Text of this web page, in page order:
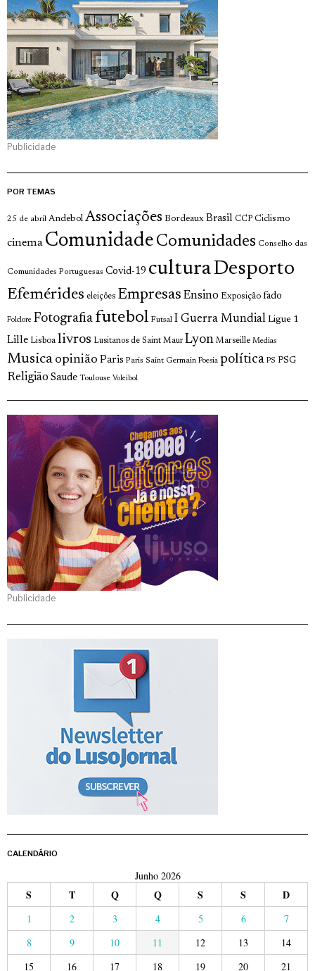
Publicidade
POR TEMAS
25 de abril Andebol Associações Bordeaux Brasil CCP Ciclismo
cinema Comunidade Comunidades Conselho das
Comunidades Portuguesas Covid-19 culturaDesporto
Efemérides eleições Empresas Ensino Exposição fado
Folclore Fotografia futebol Futsal I Guerra Mundial Ligue 1
Lille Lisboa livros Lusitanos de Saint Maur Lyon Marseille Medias
Musica opinião Paris Paris Saint Germain Poesia política PS PSG
Religião Saude Toulouse Voleibol
Publicidade
CALENDÁRIO
Junho 2026
S T Q Q S S D
1 2 3 4 5 6
7
8
9 10 11 12 13
14
15
16 17 18 19 20 21